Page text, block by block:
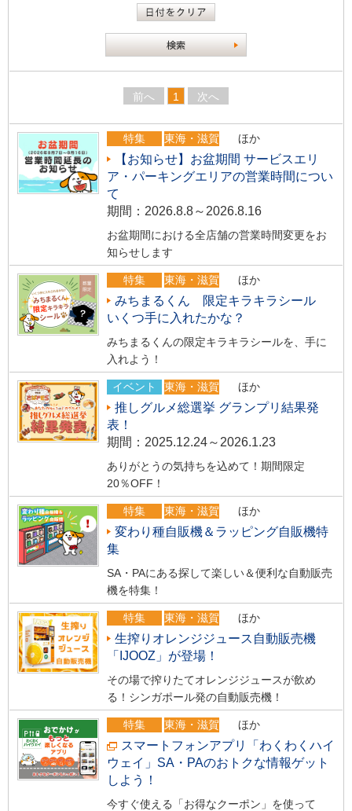
前へ 1 次へ
特集 東海・滋賀 ほか
【お知らせ】お盆期間 サービスエリ
ア・パーキングエリアの営業時間につい
て
期間：2026.8.8～2026.8.16
お盆期間における全店舗の営業時間変更をお
知らせします
特集 東海・滋賀 ほか
みちまるくん 限定キラキラシール
いくつ手に入れたかな？
みちまるくんの限定キラキラシールを、手に
入れよう！
イベント 東海・滋賀 ほか
推しグルメ総選挙 グランプリ結果発
表！
期間：2025.12.24～2026.1.23
ありがとうの気持ちを込めて！期間限定
20％OFF！
特集 東海・滋賀 ほか
変わり種自販機＆ラッピング自販機特
集
SA・PAにある探して楽しい＆便利な自動販売
機を特集！
特集 東海・滋賀 ほか
生搾りオレンジジュース自動販売機
「IJOOZ」が登場！
その場で搾りたてオレンジジュースが飲め
る！シンガポール発の自動販売機！
特集 東海・滋賀 ほか
スマートフォンアプリ「わくわくハイ
ウェイ」SA・PAのおトクな情報ゲット
しよう！
今すぐ使える「お得なクーポン」を使って